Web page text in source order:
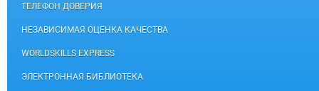
ТЕЛЕФОН ДОВЕРИЯ
НЕЗАВИСИМАЯ ОЦЕНКА КАЧЕСТВА
WORLDSKILLS EXPRESS
ЭЛЕКТРОННАЯ БИБЛИОТЕКА